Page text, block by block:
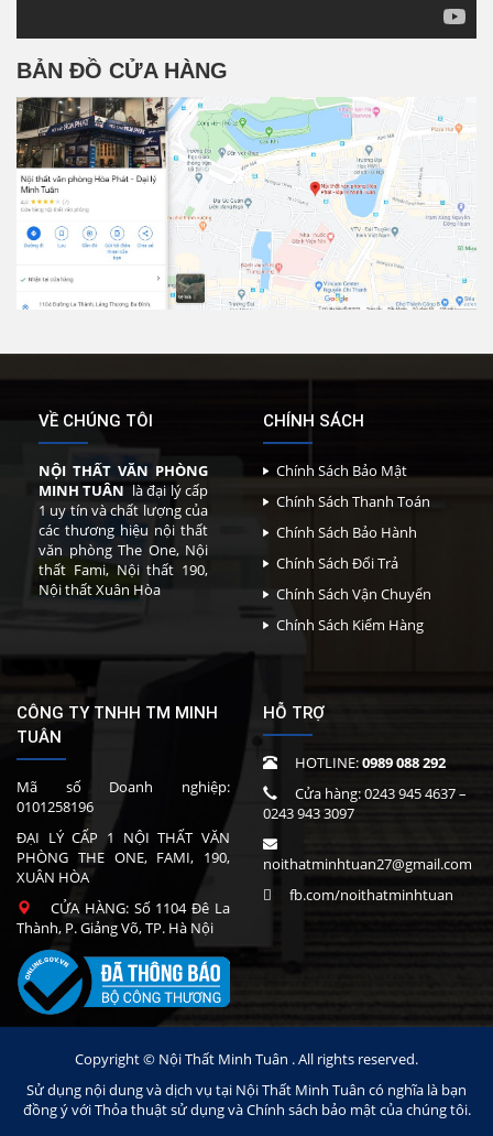
BẢN ĐỒ CỬA HÀNG
VỀ CHÚNG TÔI
NỘI THẤT VĂN PHÒNG
MINH TUÂN là đại lý cấp
1 uy tín và chất lượng của
các thương hiệu nội thất
văn phòng The One, Nội
thất Fami, Nội thất 190,
Nội thất Xuân Hòa
CHÍNH SÁCH
Chính Sách Bảo Mật
Chính Sách Thanh Toán
Chính Sách Bảo Hành
Chính Sách Đổi Trả
Chính Sách Vận Chuyển
Chính Sách Kiểm Hàng
CÔNG TY TNHH TM MINH
TUÂN
Mã số Doanh nghiệp:
0101258196
ĐẠI LÝ CẤP 1 NỘI THẤT VĂN
PHÒNG THE ONE, FAMI, 190,
XUÂN HÒA
CỬA HÀNG: Số 1104 Đê La
Thành, P. Giảng Võ, TP. Hà Nội
HỖ TRỢ
HOTLINE:0989 088 292
Cửa hàng:0243 945 4637–
0243 943 3097
noithatminhtuan27@gmail.com
fb.com/noithatminhtuan
Copyright © Nội Thất Minh Tuân . All rights reserved.
Sử dụng nội dung và dịch vụ tại Nội Thất Minh Tuân có nghĩa là bạn
đồng ý với Thỏa thuật sử dụng và Chính sách bảo mật của chúng tôi.